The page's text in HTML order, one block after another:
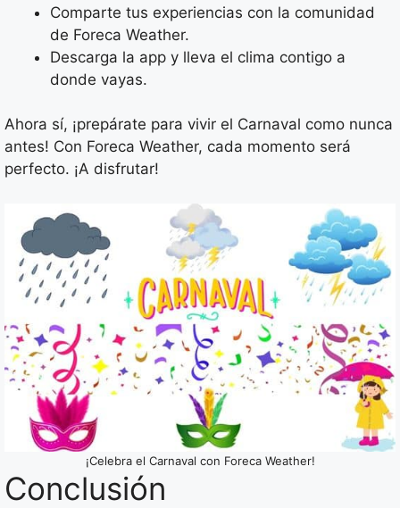
Comparte tus experiencias con la comunidad
de Foreca Weather.
Descarga la app y lleva el clima contigo a
donde vayas.
Ahora sí, ¡prepárate para vivir el Carnaval como nunca
antes! Con Foreca Weather, cada momento será
perfecto. ¡A disfrutar!
¡Celebra el Carnaval con Foreca Weather!
Conclusión